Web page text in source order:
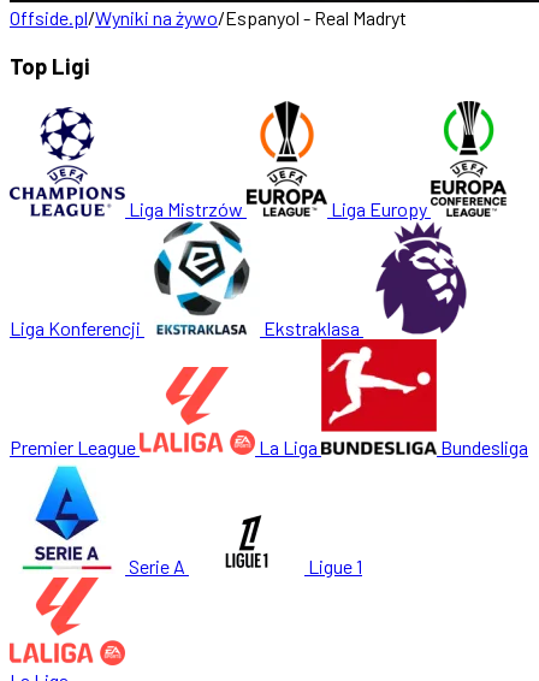
Offside.pl/Wyniki na żywo/Espanyol - Real Madryt
Top Ligi
Liga Mistrzów Liga Europy
Liga Konferencji Ekstraklasa
Premier League La Liga Bundesliga
Serie A Ligue 1